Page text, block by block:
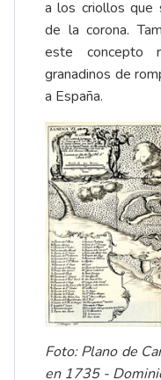
a los criollos que
de la corona.
este concepto
granadinos de
a España.
Foto: Plano de
en 1735 -